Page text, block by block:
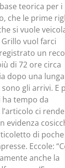
teorica per i
che le prime
si vuole
vuol farci
un
di 72 ore circa
dopo una lunga
gli arrivi. E
tempo da
ci
evidenza
di poche
Eccole:
anche la